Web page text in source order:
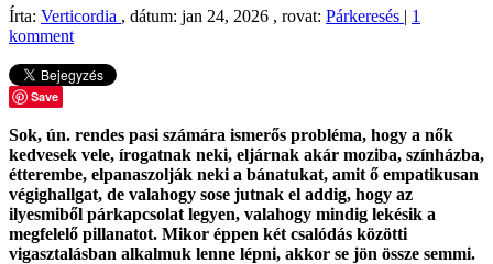
Írta: Verticordia , dátum: jan 24, 2026 , rovat: Párkeresés | 1
komment
Save
Sok, ún. rendes pasi számára ismerős probléma, hogy a nők
kedvesek vele, írogatnak neki, eljárnak akár moziba, színházba,
étterembe, elpanaszolják neki a bánatukat, amit ő empatikusan
végighallgat, de valahogy sose jutnak el addig, hogy az
ilyesmiből párkapcsolat legyen, valahogy mindig lekésik a
megfelelő pillanatot. Mikor éppen két csalódás közötti
vigasztalásban alkalmuk lenne lépni, akkor se jön össze semmi.